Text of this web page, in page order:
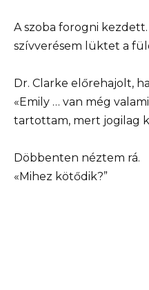
A szoba forogni
szívverésem lüktet a
Dr. Clarke előrehajolt,
«Emily … van még
tartottam, mert jogilag
Döbbenten néztem rá.
«Mihez kötődik?”